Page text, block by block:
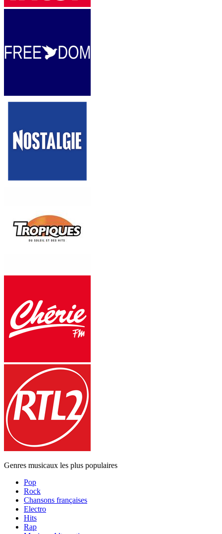
Genres musicaux les plus populaires
Pop
Rock
Chansons françaises
Electro
Hits
Rap